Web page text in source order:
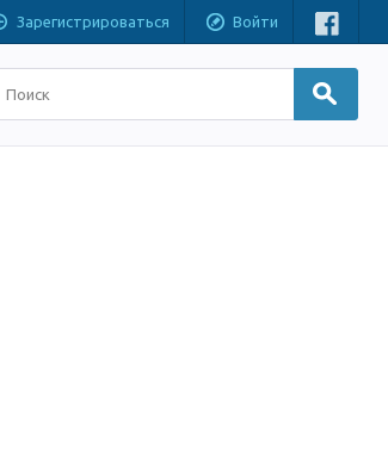
Зарегистрироваться Войти